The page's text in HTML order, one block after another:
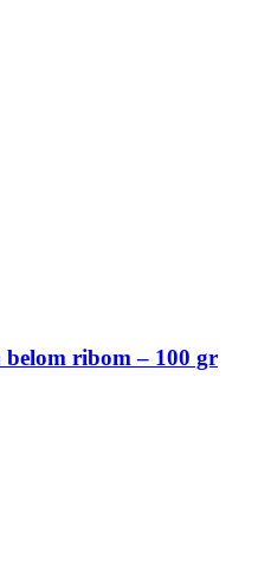
belom ribom – 100 gr